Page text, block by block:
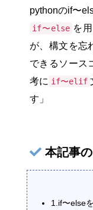
pythonのif〜
if〜else を
が、構文を忘
できるソース
考に if〜elif
す」
本記事
1.if〜else